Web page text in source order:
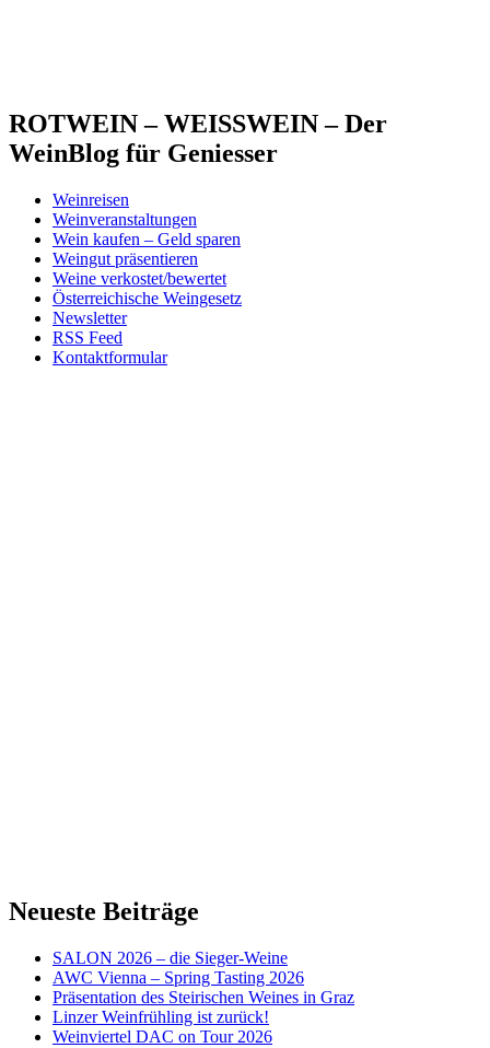
ROTWEIN – WEISSWEIN – Der
WeinBlog für Geniesser
Weinreisen
Weinveranstaltungen
Wein kaufen – Geld sparen
Weingut präsentieren
Weine verkostet/bewertet
Österreichische Weingesetz
Newsletter
RSS Feed
Kontaktformular
Neueste Beiträge
SALON 2026 – die Sieger-Weine
AWC Vienna – Spring Tasting 2026
Präsentation des Steirischen Weines in Graz
Linzer Weinfrühling ist zurück!
Weinviertel DAC on Tour 2026